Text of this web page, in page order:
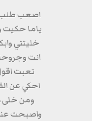
اصعب طلب
ياما حكيت
خليتني
انت
تعبت
احكي عن
ومن خلى
واصبحت